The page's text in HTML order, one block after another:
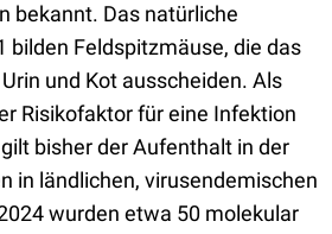
bekannt. Das natürliche
bilden Feldspitzmäuse, die das
und Kot ausscheiden. Als
Risikofaktor für eine Infektion
bisher der Aufenthalt in der
in ländlichen, virusendemischen
wurden etwa 50 molekular